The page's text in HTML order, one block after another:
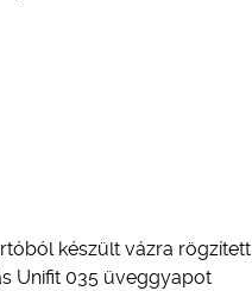
készült vázra rögzített
Unifit 035 üveggyapot